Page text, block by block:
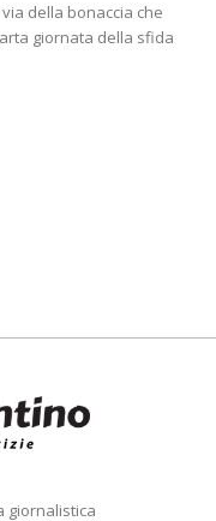
della bonaccia che
giornata della sfida
giornalistica